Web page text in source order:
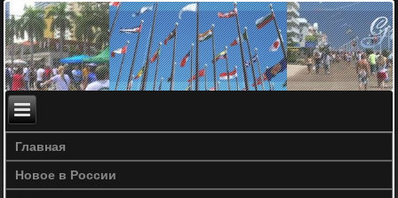
Главная
Новое в России